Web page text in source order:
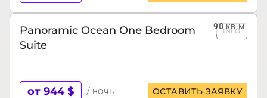
90кв.м.
Panoramic Ocean One Bedroom
Suite
INFO
от 944 $ / ночь ОСТАВИТЬ ЗАЯВКУ